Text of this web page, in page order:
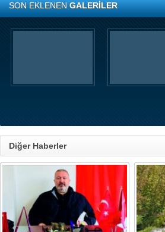
SON EKLENENGALERİLER
Diğer Haberler